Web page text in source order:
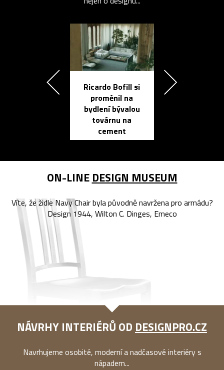
Ricardo Bofill si
proměnil na
bydlení bývalou
továrnu na
cement
ON-LINE DESIGN MUSEUM
Víte, že židle Navy Chair byla původně navržena pro armádu?
Design 1944, Wilton C. Dinges, Emeco
NÁVRHY INTERIÉRŮ OD DESIGNPRO.CZ
Navrhujeme osobité, moderní a nadčasové interiéry s
nápadem...